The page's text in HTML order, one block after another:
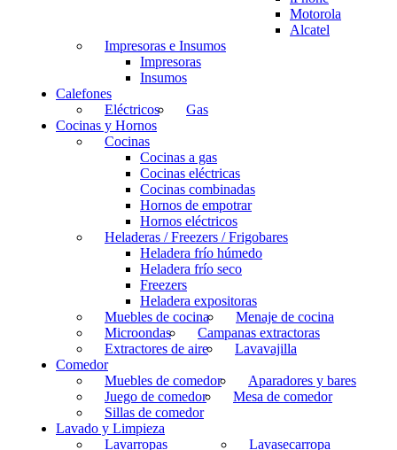
Motorola
Alcatel
Impresoras e Insumos
Impresoras
Insumos
Calefones
Eléctricos
Gas
Cocinas y Hornos
Cocinas
Cocinas a gas
Cocinas eléctricas
Cocinas combinadas
Hornos de empotrar
Hornos eléctricos
Heladeras / Freezers / Frigobares
Heladera frío húmedo
Heladera frío seco
Freezers
Heladera expositoras
Muebles de cocina
Menaje de cocina
Microondas
Campanas extractoras
Extractores de aire
Lavavajilla
Comedor
Muebles de comedor
Aparadores y bares
Juego de comedor
Mesa de comedor
Sillas de comedor
Lavado y Limpieza
Lavarropas
Lavasecarropa